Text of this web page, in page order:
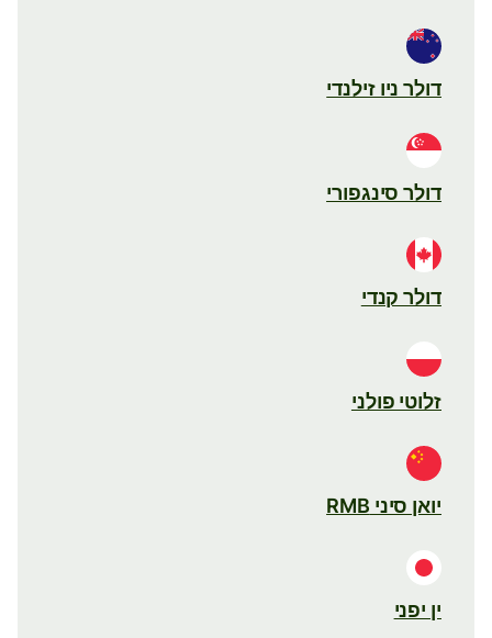
דולר ניו זילנדי
דולר סינגפורי
דולר קנדי
זלוטי פולני
יואן סיני RMB
ין יפני